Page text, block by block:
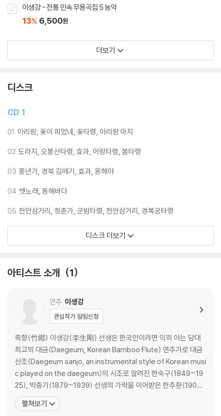
이생강 - 전통 민속 무용곡집 5 농악
13% 6,500원
더보기
디스크
CD 1
01 아리랑, 꽃이 피었네, 꽃타령, 아리랑 마치
02 도라지, 오봉산타령, 효과, 어랑타령, 봄타령
03 풍년가, 경북 김매기, 효과, 옹헤야
04 뱃노래, 동해바다
05 천안삼거리, 청춘가, 군밤타령, 천안삼거리, 경복궁타령
디스크 더보기
아티스트 소개 1
연주 이생강
관심작가 알림신청
죽향(竹鄕) 이생강(李生剛) 선생은 한국인이라면 익히 아는 당대
최고의 대금(Daegeum, Korean Bamboo Flute) 연주가로 대금
산조(Daegeum sanjo, an instrumental style of Korean musi
c played on the daegeum)의 시조로 알려진 한숙구(1849~19
25), 박종기(1879~1939) 선생의 가락을 이어받은 한주환(1904
~1963) 선생으로부터 가르침을 받은 유일한 분으로 대금 산조의 새
로운 경지를 개척한 인물이다. 특히 대금뿐만 아니라 피리, 단소, 태
펼쳐보기